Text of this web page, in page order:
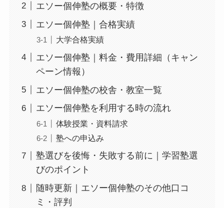
エソー個伸塾の概要・特徴
エソー個伸塾｜合格実績
大学合格実績
エソー個伸塾｜料金・費用詳細（キャン
ペーン情報）
エソー個伸塾の校舎・教室一覧
エソー個伸塾を利用する時の流れ
体験授業・資料請求
塾への申込み
塾選びを後悔・失敗する前に｜学習塾選
びのポイント
随時更新｜エソー個伸塾のその他口コ
ミ・評判